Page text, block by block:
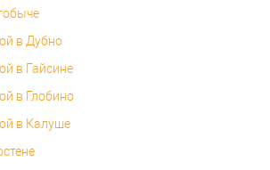
в Дубно
в Гайсине
в Глобино
в Калуше